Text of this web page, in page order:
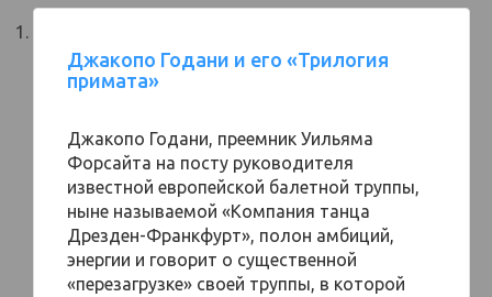
Джакопо Годани и его «Трилогия
примата»
Джакопо Годани, преемник Уильяма
Форсайта на посту руководителя
известной европейской балетной труппы,
ныне называемой «Компания танца
Дрезден-Франкфурт», полон амбиций,
энергии и говорит о существенной
«перезагрузке» своей труппы, в которой